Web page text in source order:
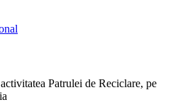
Patrulei de Reciclare, pe